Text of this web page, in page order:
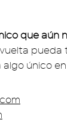
que aún
único